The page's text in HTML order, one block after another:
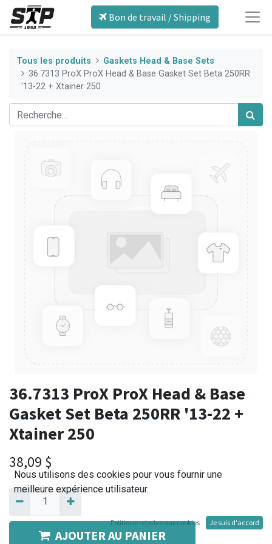
Bon de travail / Shipping
Tous les produits
Gaskets Head & Base Sets
36.7313 ProX ProX Head & Base Gasket Set Beta 250RR
'13-22 + Xtainer 250
36.7313 ProX ProX Head & Base
Gasket Set Beta 250RR '13-22 +
Xtainer 250
38,09 $
AJOUTER AU PANIER
Nous utilisons des cookies pour vous fournir une
meilleure expérience utilisateur.
Politique relative aux cookies Je suis d'accord